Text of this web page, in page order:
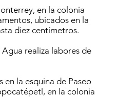
en la colonia
ubicados en la
diez centímetros.
realiza labores de
la esquina de Paseo
en la colonia